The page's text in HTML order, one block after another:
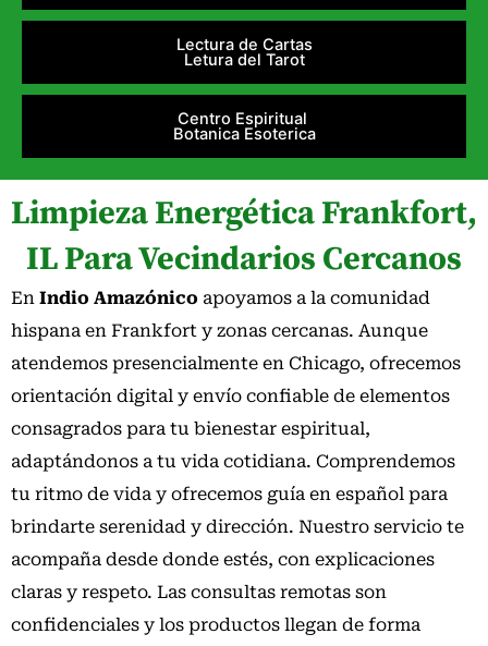
Lectura de Cartas
Letura del Tarot
Centro Espiritual
Botanica Esoterica
Limpieza Energética Frankfort,
IL Para Vecindarios Cercanos
En Indio Amazónico apoyamos a la comunidad
hispana en Frankfort y zonas cercanas. Aunque
atendemos presencialmente en Chicago, ofrecemos
orientación digital y envío confiable de elementos
consagrados para tu bienestar espiritual,
adaptándonos a tu vida cotidiana. Comprendemos
tu ritmo de vida y ofrecemos guía en español para
brindarte serenidad y dirección. Nuestro servicio te
acompaña desde donde estés, con explicaciones
claras y respeto. Las consultas remotas son
confidenciales y los productos llegan de forma